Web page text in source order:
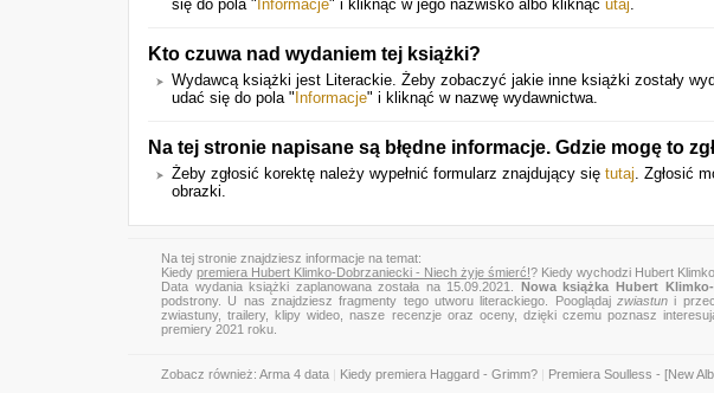
się do pola " Informacje" i kliknąć w jego nazwisko albo kliknąć utaj.
Kto czuwa nad wydaniem tej książki?
Wydawcą książki jest Literackie. Żeby zobaczyć jakie inne książki zostały
udać się do pola " Informacje" i kliknąć w nazwę wydawnictwa.
Na tej stronie napisane są błędne informacje. Gdzie mogę to
Żeby zgłosić korektę należy wypełnić formularz znajdujący się tutaj. Zgłosić
obrazki.
Na tej stronie znajdziesz informacje na temat:
Kiedy premiera Hubert Klimko-Dobrzaniecki - Niech żyje śmierć!? Kiedy wychodzi Hubert
Data wydania książki zaplanowana została na 15.09.2021. Nowa książka Hubert
podstrony. U nas znajdziesz fragmenty tego utworu literackiego. Pooglądaj zwiastun i
zwiastuny, trailery, klipy wideo, nasze recenzje oraz oceny, dzięki czemu poznasz
premiery 2021 roku.
Zobacz również: Arma 4 data Kiedy premiera Haggard - Grimm? Premiera Soulless - [New